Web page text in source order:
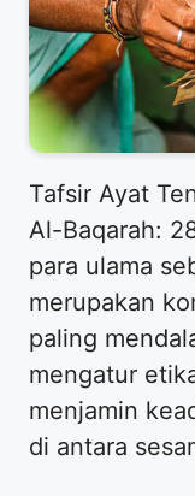
Tafsir Ayat
Al-Baqarah:
para ulama
merupakan
paling
mengatur
menjamin
di antara